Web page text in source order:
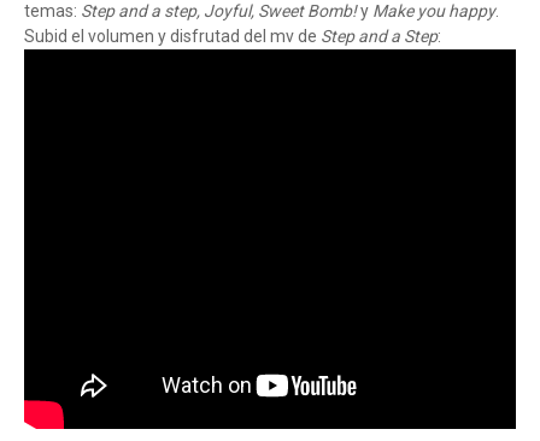
temas: Step and a step, Joyful, Sweet Bomb!y Make you happy.
Subid el volumen y disfrutad del mv de Step and a Step: